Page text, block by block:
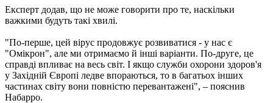
Експерт додав, що не може говорити про те, наскільки
важкими будуть такі хвилі.
"По-перше, цей вірус продовжує розвиватися - у нас є
"Омікрон", але ми отримаємо й інші варіанти. По-друге, це
справді впливає на весь світ. І якщо служби охорони здоров'я
у Західній Європі ледве впораються, то в багатьох інших
частинах світу вони повністю перевантажені", – пояснив
Набарро.